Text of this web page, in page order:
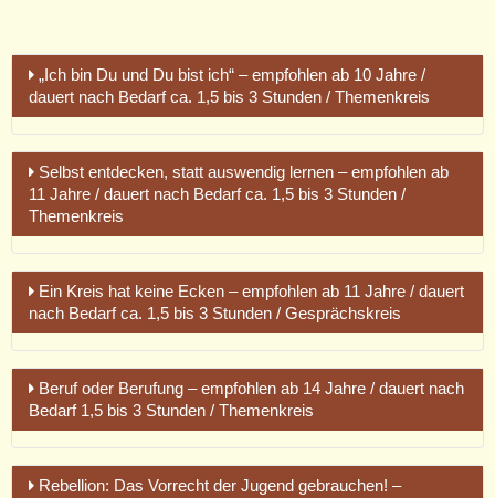
„Ich bin Du und Du bist ich“ – empfohlen ab 10 Jahre /
dauert nach Bedarf ca. 1,5 bis 3 Stunden / Themenkreis
Durch kraftvolle Rollenspiele sich miteinander entdecken
Einer der folgenreichsten Irrtümer ist der Glaube zu wissen,
wie andere Menschen ticken. Das geht eigentlich gar nicht.
Deiner fühlen und wie Du an anderer Stelle empfindest, das ist
möglich. Dafür lernst Du hier einfache und doch sehr kraftvolle
Rollenspiele kennen, die Dir anderer Menschen Empfinden
näher bringen. Das schwächt die Gefahr von
Missverständnissen und fördert Verstehen und Miteinander.
Geeignet für Gruppen von 6 bis etwa 25 Teilnehmer
Selbst entdecken, statt auswendig lernen – empfohlen ab
11 Jahre / dauert nach Bedarf ca. 1,5 bis 3 Stunden /
Themenkreis
Abenteuerliche Experimente
Viele behaupten zu spüren, wenn sie von hinten angeblickt
einfachen und spaßigen Experimenten wird versucht
herauszufinden, ob es noch unbekannte Energien gibt, die
uns miteinander kommunizieren lassen, ohne dass wir die
üblichen sieben Sinne gebrauchen.
Guter Nebeneffekt: Die sieben alltäglichen Körpersinne
Ein Kreis hat keine Ecken – empfohlen ab 11 Jahre / dauert
nach Bedarf ca. 1,5 bis 3 Stunden / Gesprächskreis
Im indianischen Tipi sich selbst entdecken
Plötzlich ist alles anders. Die Kindheit vorbei, unglaubliche
Kräfte hinsichtlich Körper, Sexualität und Geist
sie in die Erwachsenenwelt zu führen. Grenzen ausweiten und
Beruf oder Berufung – empfohlen ab 14 Jahre / dauert nach
Bedarf 1,5 bis 3 Stunden / Themenkreis
So finde ich raus, was mir liegt!
Rebellion: Das Vorrecht der Jugend gebrauchen! –